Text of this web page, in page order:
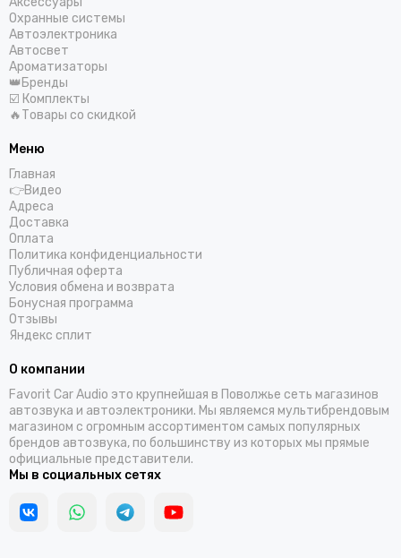
Охранные системы
Автоэлектроника
Автосвет
Ароматизаторы
👑Бренды
☑️ Комплекты
🔥Товары со скидкой
Меню
Главная
👉Видео
Адреса
Доставка
Оплата
Политика конфиденциальности
Публичная оферта
Условия обмена и возврата
Бонусная программа
Отзывы
Яндекс сплит
О компании
Favorit Car Audio это крупнейшая в Поволжье сеть магазинов
автозвука и автоэлектроники. Мы являемся мультибрендовым
магазином с огромным ассортиментом самых популярных
брендов автозвука, по большинству из которых мы прямые
официальные представители.
Мы в социальных сетях